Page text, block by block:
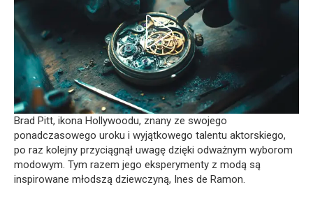
Brad Pitt, ikona Hollywoodu, znany ze swojego
ponadczasowego uroku i wyjątkowego talentu aktorskiego,
po raz kolejny przyciągnął uwagę dzięki odważnym wyborom
modowym. Tym razem jego eksperymenty z modą są
inspirowane młodszą dziewczyną, Ines de Ramon.